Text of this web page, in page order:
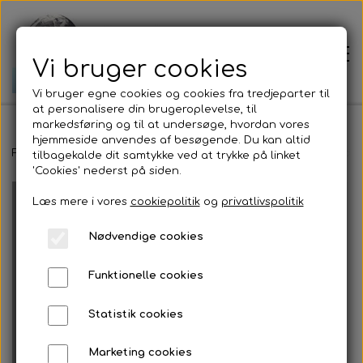
Forside
Prisliste
Jordens bevægelser
Forside Tilbehør til earthingprodukter længerkabel til
Vi bruger cookies
Vi bruger egne cookies og cookies fra tredjeparter til
at personalisere din brugeroplevelse, til
markedsføring og til at undersøge, hvordan vores
hjemmeside anvendes af besøgende. Du kan altid
tilbagekalde dit samtykke ved at trykke på linket
'Cookies' nederst på siden.
Læs mere i vores cookiepolitikog privatlivspolitik
Nødvendige cookies
Funktionelle cookies
Statistik cookies
Marketing cookies